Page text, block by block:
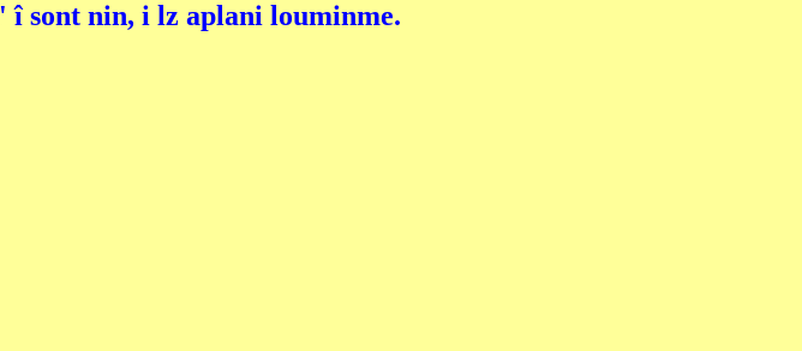
î sont nin, i lz aplani louminme.